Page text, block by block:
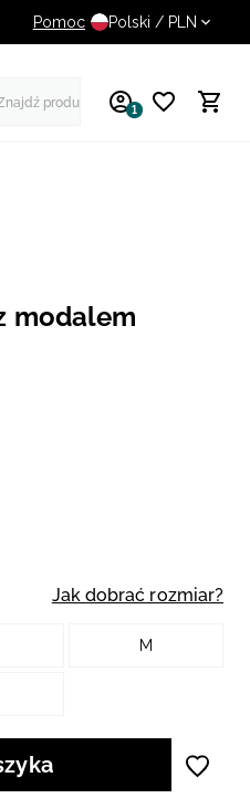
UWAGA NA FAŁSZYWE
Pomoc Polski / PLN
1
modalem
Jak dobrać rozmiar?
M